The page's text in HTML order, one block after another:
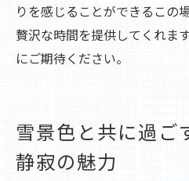
りを感じることができるこの
贅沢な時間を提供してくれま
にご期待ください。
雪景色と共に過ご
静寂の魅力